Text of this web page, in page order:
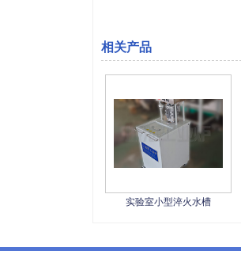
相关产品
实验室小型淬火水槽